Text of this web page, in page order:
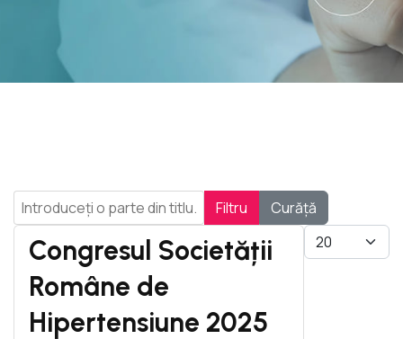
Introduceți o parte din titlu. Filtru
Curăță
Afișare #
Congresul Societății
Române de
Hipertensiune 2025